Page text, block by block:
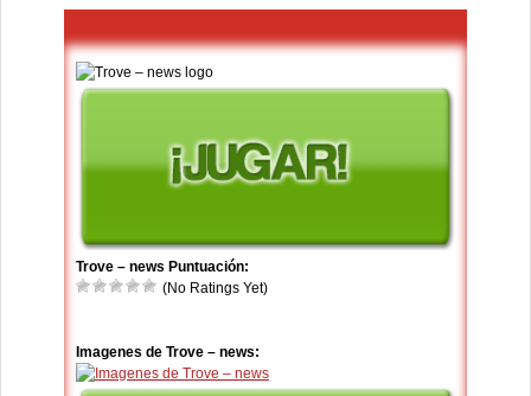
Trove – news Puntuación:
(No Ratings Yet)
Imagenes de Trove – news: